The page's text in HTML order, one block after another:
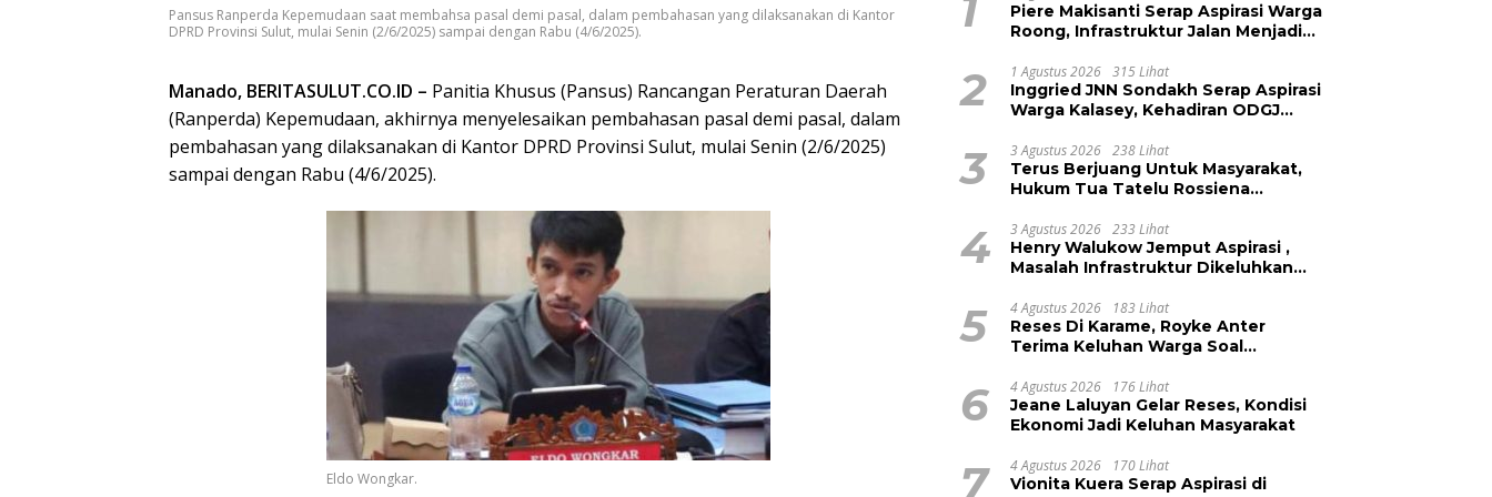
Pansus Ranperda Kepemudaan saat membahsa pasal demi pasal, dalam pembahasan yang dilaksanakan di Kantor
DPRD Provinsi Sulut, mulai Senin (2/6/2025) sampai dengan Rabu (4/6/2025).
Manado, BERITASULUT.CO.ID – Panitia Khusus (Pansus) Rancangan Peraturan Daerah
(Ranperda) Kepemudaan, akhirnya menyelesaikan pembahasan pasal demi pasal, dalam
pembahasan yang dilaksanakan di Kantor DPRD Provinsi Sulut, mulai Senin (2/6/2025)
sampai dengan Rabu (4/6/2025).
Eldo Wongkar.
1
Piere Makisanti Serap Aspirasi Warga
Roong, Infrastruktur Jalan Menjadi
2 1 Agustus 2026 315 Lihat
Inggried JNN Sondakh Serap Aspirasi
Warga Kalasey, Kehadiran ODGJ
3 3 Agustus 2026 238 Lihat
Terus Berjuang Untuk Masyarakat,
Hukum Tua Tatelu Rossiena
Kinerja Anggota DPRD Henry
Walukow
4 3 Agustus 2026 233 Lihat
Henry Walukow Jemput Aspirasi ,
Masalah Infrastruktur Dikeluhkan
5 4 Agustus 2026 183 Lihat
Reses Di Karame, Royke Anter
Terima Keluhan Warga Soal
6 4 Agustus 2026 176 Lihat
Jeane Laluyan Gelar Reses, Kondisi
Ekonomi Jadi Keluhan Masyarakat
7 4 Agustus 2026 170 Lihat
Vionita Kuera Serap Aspirasi di